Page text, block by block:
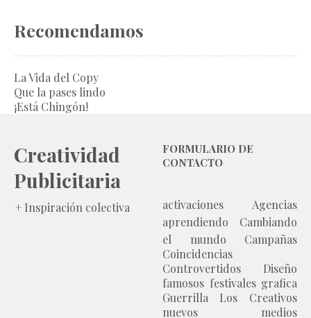
Recomendamos
La Vida del Copy
Que la pases lindo
¡Está Chingón!
Creatividad
Publicitaria
+ Inspiración colectiva
FORMULARIO DE
CONTACTO
activaciones
Agencias
aprendiendo
Cambiando
el mundo
Campañas
Coincidencias
Controvertidos
Diseño
famosos festivales grafica
Guerrilla
Los Creativos
nuevos medios